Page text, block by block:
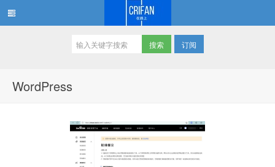
订阅
WordPress